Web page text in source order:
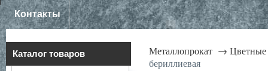
Контакты
Каталог товаров Металлопрокат →
бериллиевая